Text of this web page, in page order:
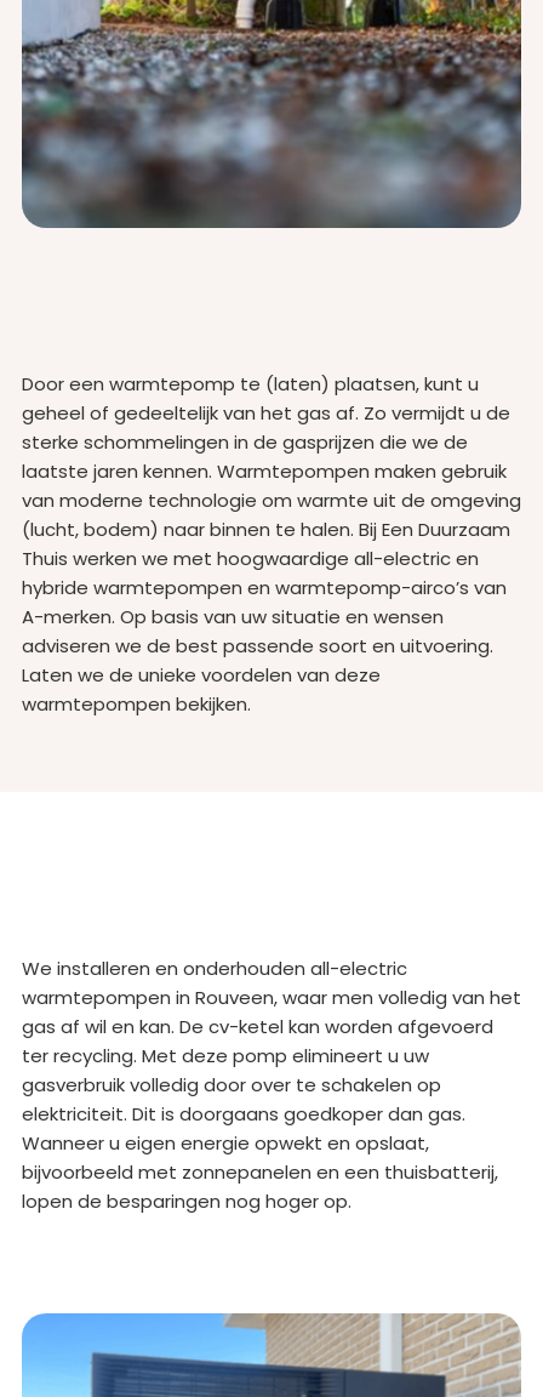
Door een warmtepomp te (laten) plaatsen, kunt u
geheel of gedeeltelijk van het gas af. Zo vermijdt u de
sterke schommelingen in de gasprijzen die we de
laatste jaren kennen. Warmtepompen maken gebruik
van moderne technologie om warmte uit de omgeving
(lucht, bodem) naar binnen te halen. Bij Een Duurzaam
Thuis werken we met hoogwaardige all-electric en
hybride warmtepompen en warmtepomp-airco’s van
A-merken. Op basis van uw situatie en wensen
adviseren we de best passende soort en uitvoering.
Laten we de unieke voordelen van deze
warmtepompen bekijken.
We installeren en onderhouden all-electric
warmtepompen in Rouveen, waar men volledig van het
gas af wil en kan. De cv-ketel kan worden afgevoerd
ter recycling. Met deze pomp elimineert u uw
gasverbruik volledig door over te schakelen op
elektriciteit. Dit is doorgaans goedkoper dan gas.
Wanneer u eigen energie opwekt en opslaat,
bijvoorbeeld met zonnepanelen en een thuisbatterij,
lopen de besparingen nog hoger op.